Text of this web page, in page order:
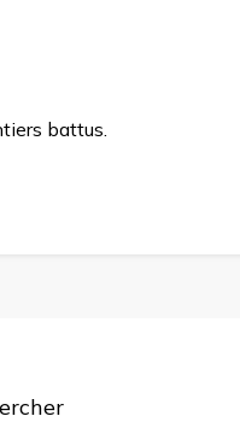
battus.